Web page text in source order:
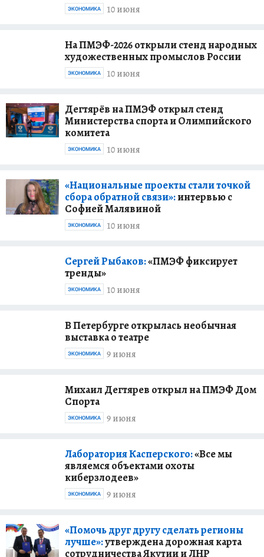
10 июня
ЭКОНОМИКА
На ПМЭФ-2026 открыли стенд народных
художественных промыслов России
10 июня
ЭКОНОМИКА
Дегтярёв на ПМЭФ открыл стенд
Министерства спорта и Олимпийского
комитета
10 июня
ЭКОНОМИКА
«Национальные проекты стали точкой
сбора обратной связи»:интервью с
Софией Малявиной
10 июня
ЭКОНОМИКА
Сергей Рыбаков:«ПМЭФ фиксирует
тренды»
10 июня
ЭКОНОМИКА
В Петербурге открылась необычная
выставка о театре
9 июня
ЭКОНОМИКА
Михаил Дегтярев открыл на ПМЭФ Дом
Спорта
9 июня
ЭКОНОМИКА
Лаборатория Касперского:«Все мы
являемся объектами охоты
киберзлодеев»
9 июня
ЭКОНОМИКА
«Помочь друг другу сделать регионы
лучше»:утверждена дорожная карта
сотрудничества Якутии и ЛНР